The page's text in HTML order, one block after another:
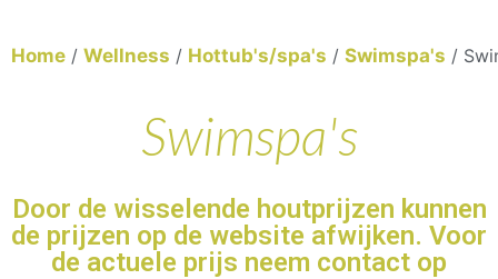
Home / Wellness / Hottub's/spa's / Swimspa's /
Swimspa's
Door de wisselende houtprijzen kunnen
de prijzen op de website afwijken. Voor
de actuele prijs neem contact op